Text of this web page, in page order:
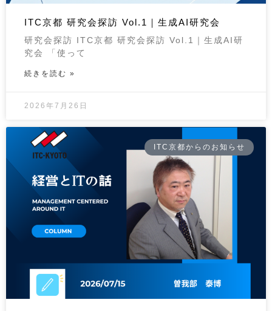
ITC京都 研究会探訪 Vol.1｜生成AI研究会
研究会探訪 ITC京都 研究会探訪 Vol.1｜生成AI研
究会 「使って
続きを読む »
2026年7月26日
ITC京都からのお知らせ